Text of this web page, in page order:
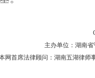
主办单位：湖南省
网首席法律顾问：湖南五湖律师